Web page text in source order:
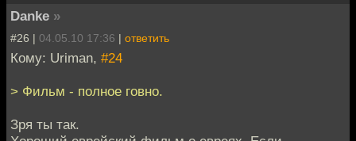
Danke »
#26 | 04.05.10 17:36 | ответить
Кому: Uriman, #24
> Фильм - полное говно.
Зря ты так.